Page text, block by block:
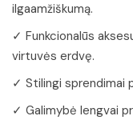
ilgaamžiškumą.
✓ Funkcionalūs
virtuvės erdvę.
✓ Stilingi sprendimai
✓ Galimybė lengvai